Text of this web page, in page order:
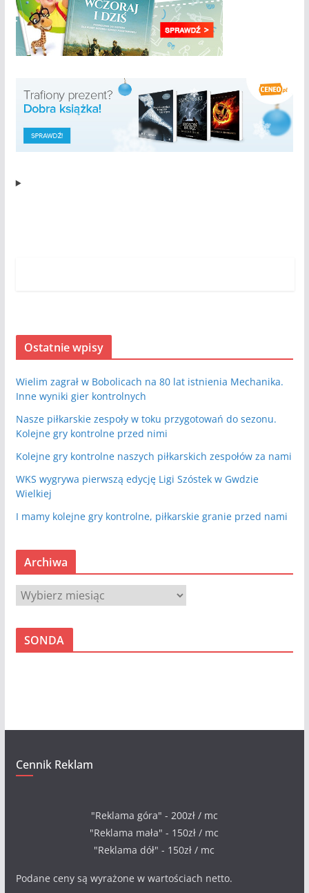
Ostatnie wpisy
Wielim zagrał w Bobolicach na 80 lat istnienia Mechanika.
Inne wyniki gier kontrolnych
Nasze piłkarskie zespoły w toku przygotowań do sezonu.
Kolejne gry kontrolne przed nimi
Kolejne gry kontrolne naszych piłkarskich zespołów za nami
WKS wygrywa pierwszą edycję Ligi Szóstek w Gwdzie
Wielkiej
I mamy kolejne gry kontrolne, piłkarskie granie przed nami
Archiwa
A
r
c
SONDA
Cennik Reklam
"Reklama góra" - 200zł / mc
"Reklama mała" - 150zł / mc
"Reklama dół" - 150zł / mc
Podane ceny są wyrażone w wartościach netto.